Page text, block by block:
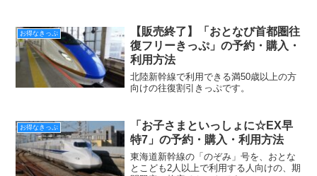
お得なきっぷ
【販売終了】「おとなび首都圏往
復フリーきっぷ」の予約・購入・
利用方法
北陸新幹線で利用できる満50歳以上の方
向けの往復割引きっぷです。
お得なきっぷ
「お子さまといっしょに☆EX早
特7」の予約・購入・利用方法
東海道新幹線の「のぞみ」号を、おとな
とこども2人以上で利用する人向けの、期